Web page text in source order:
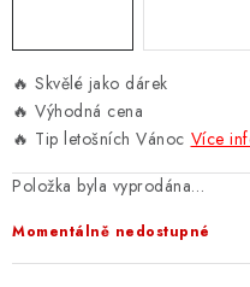
Velkoobchodní spolupráce
Obchodní podmínky
🔥 Skvělé jako dárek
🔥 Výhodná cena
🔥 Tip letošních Vánoc Více
Položka byla vyprodána…
Momentálně nedostupné